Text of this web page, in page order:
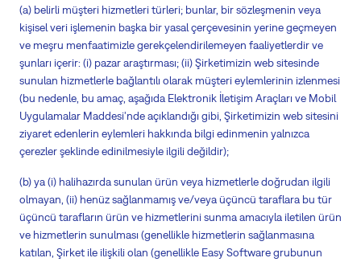
(a) belirli müşteri hizmetleri türleri; bunlar, bir sözleşmenin veya
kişisel veri işlemenin başka bir yasal çerçevesinin yerine geçmeyen
ve meşru menfaatimizle gerekçelendirilemeyen faaliyetlerdir ve
şunları içerir: (i) pazar araştırması; (ii) Şirketimizin web sitesinde
sunulan hizmetlerle bağlantılı olarak müşteri eylemlerinin izlenmesi
(bu nedenle, bu amaç, aşağıda Elektronik İletişim Araçları ve Mobil
Uygulamalar Maddesi'nde açıklandığı gibi, Şirketimizin web sitesini
ziyaret edenlerin eylemleri hakkında bilgi edinmenin yalnızca
çerezler şeklinde edinilmesiyle ilgili değildir);
(b) ya (i) halihazırda sunulan ürün veya hizmetlerle doğrudan ilgili
olmayan, (ii) henüz sağlanmamış ve/veya üçüncü taraflara bu tür
üçüncü tarafların ürün ve hizmetlerini sunma amacıyla iletilen ürün
ve hizmetlerin sunulması (genellikle hizmetlerin sağlanmasına
katılan, Şirket ile ilişkili olan (genellikle Easy Software grubunun